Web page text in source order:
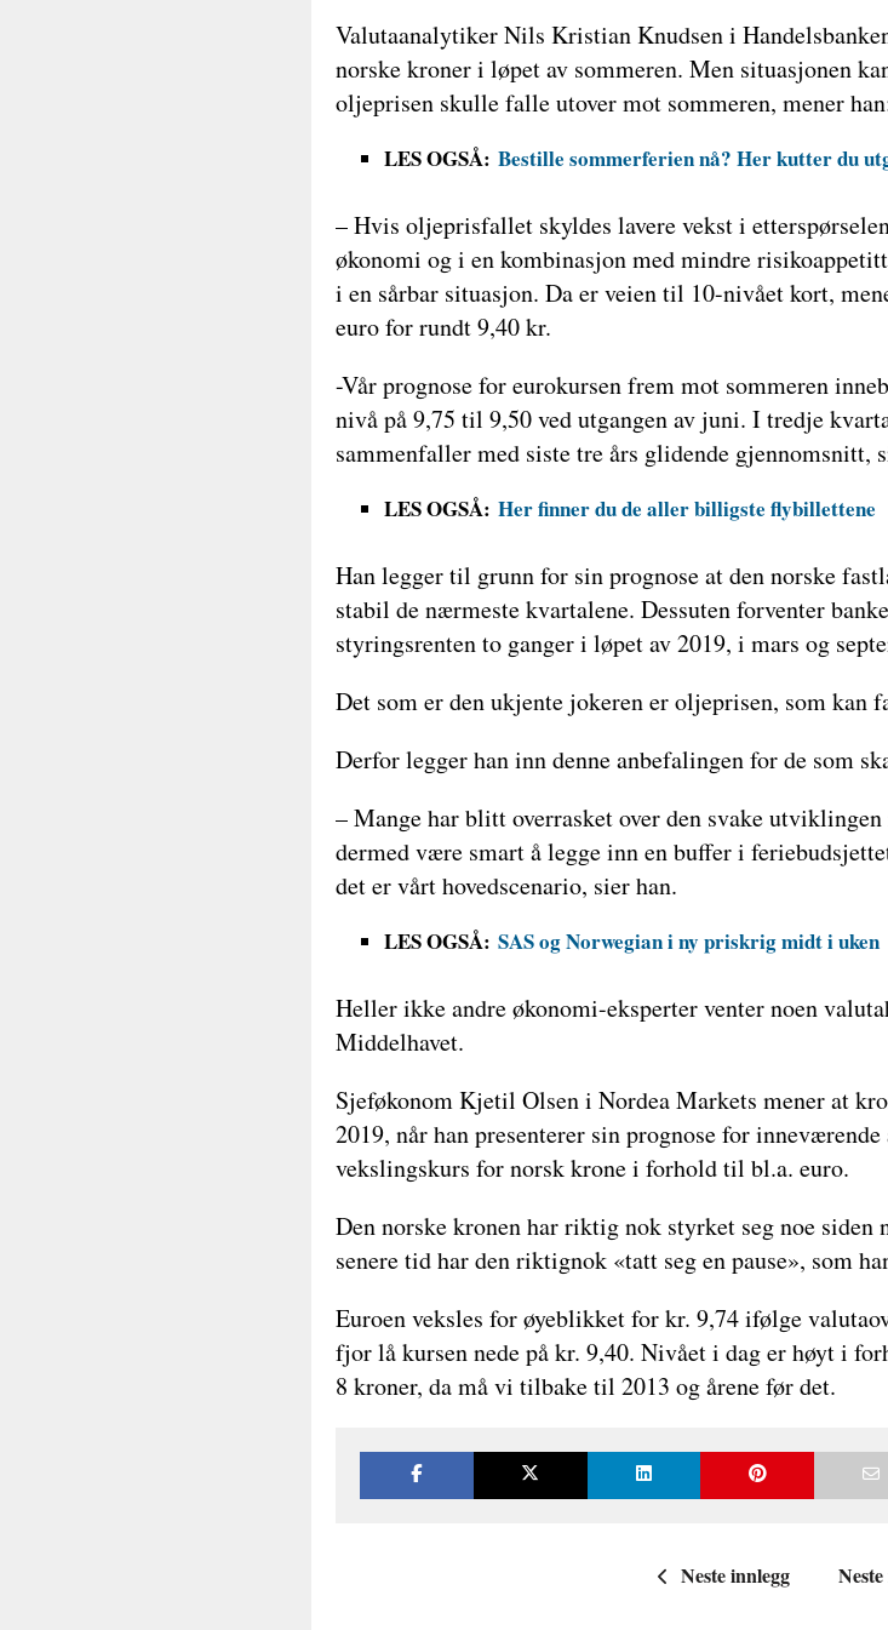
Valutaanalytiker Nils Kristian Knudsen i
norske kroner i løpet av sommeren. Men situasjonen
oljeprisen skulle falle utover mot sommeren, mener
LES OGSÅ: Bestille sommerferien nå? Her kutter du
– Hvis oljeprisfallet skyldes lavere vekst i
økonomi og i en kombinasjon med mindre
i en sårbar situasjon. Da er veien til 10-nivået kort,
euro for rundt 9,40 kr.
-Vår prognose for eurokursen frem mot sommeren
nivå på 9,75 til 9,50 ved utgangen av juni. I tredje
sammenfaller med siste tre års glidende gjennomsnitt,
LES OGSÅ: Her finner du de aller billigste flybillettene
Han legger til grunn for sin prognose at den norske
stabil de nærmeste kvartalene. Dessuten forventer
styringsrenten to ganger i løpet av 2019, i mars og
Det som er den ukjente jokeren er oljeprisen, som kan
Derfor legger han inn denne anbefalingen for de som
– Mange har blitt overrasket over den svake
dermed være smart å legge inn en buffer i
det er vårt hovedscenario, sier han.
LES OGSÅ: SAS og Norwegian i ny priskrig midt i uken
Heller ikke andre økonomi-eksperter venter noen
Middelhavet.
Sjeføkonom Kjetil Olsen i Nordea Markets mener at
2019, når han presenterer sin prognose for
vekslingskurs for norsk krone i forhold til bl.a. euro.
Den norske kronen har riktig nok styrket seg noe siden
senere tid har den riktignok «tatt seg en pause», som
Euroen veksles for øyeblikket for kr. 9,74 ifølge
fjor lå kursen nede på kr. 9,40. Nivået i dag er høyt i
8 kroner, da må vi tilbake til 2013 og årene før det.
Neste innlegg